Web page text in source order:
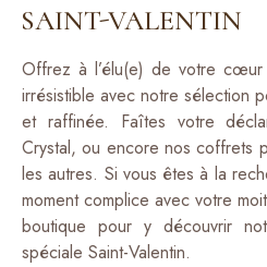
SAINT-VALENTIN
Offrez à l’élu(e) de votre
irrésistible avec notre sélection
et raffinée. Faîtes votre
Crystal, ou encore nos coffrets
les autres. Si vous êtes à la
moment complice avec votre
boutique pour y découvrir
spéciale Saint-Valentin.